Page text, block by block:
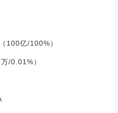
100亿/100%）
/0.01%）